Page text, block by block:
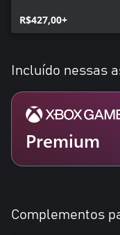
R$427,00+
Incluído nessas
Premium
Complementos